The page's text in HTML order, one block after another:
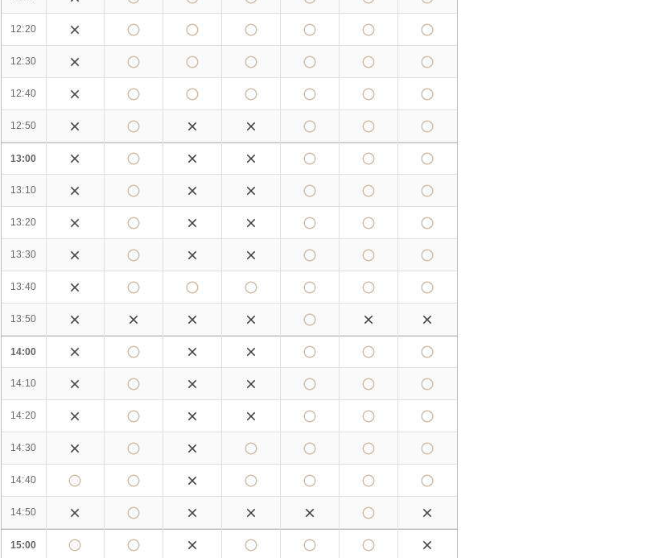
12:20
12:30
12:40
12:50
13:00
13:10
13:20
13:30
13:40
13:50
14:00
14:10
14:20
14:30
14:40
14:50
15:00